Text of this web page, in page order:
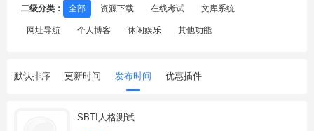
二级分类： 全部 资源下载 在线考试 文库系统
网址导航 个人博客 休闲娱乐 其他功能
默认排序 更新时间 发布时间 优惠插件
SBTI人格测试